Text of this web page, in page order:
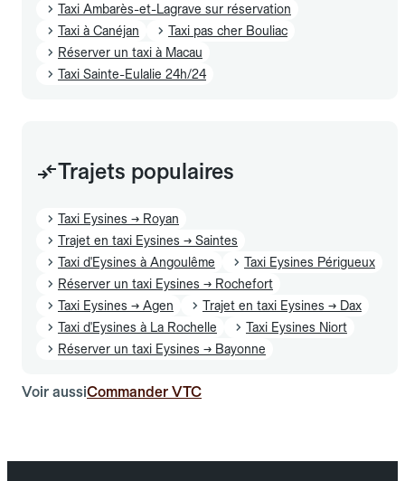
Taxi Ambarès-et-Lagrave sur réservation
Taxi à Canéjan
Taxi pas cher Bouliac
Réserver un taxi à Macau
Taxi Sainte-Eulalie 24h/24
Trajets populaires
Taxi Eysines → Royan
Trajet en taxi Eysines → Saintes
Taxi d'Eysines à Angoulême
Taxi Eysines Périgueux
Réserver un taxi Eysines → Rochefort
Taxi Eysines → Agen
Trajet en taxi Eysines → Dax
Taxi d'Eysines à La Rochelle
Taxi Eysines Niort
Réserver un taxi Eysines → Bayonne
Voir aussiCommander VTC